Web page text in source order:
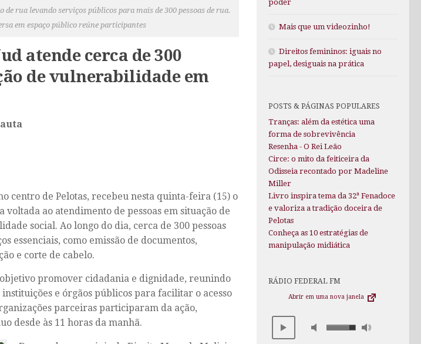
rua levando serviços públicos para mais de 300 pessoas de rua.
em espaço público reúne participantes
atende cerca de 300
de vulnerabilidade em
centro de Pelotas, recebeu nesta quinta-feira (15) o
voltada ao atendimento de pessoas em situação de
social. Ao longo do dia, cerca de 300 pessoas
essenciais, como emissão de documentos,
e corte de cabelo.
promover cidadania e dignidade, reunindo
e órgãos públicos para facilitar o acesso
parceiras participaram da ação,
desde às 11 horas da manhã.
poder
Mais que um videozinho!
Direitos femininos: iguais no
papel, desiguais na prática
POSTS & PÁGINAS POPULARES
Tranças: além da estética uma
forma de sobrevivência
Resenha - O Rei Leão
Circe: o mito da feiticeira da
Odisseia recontado por Madeline
Miller
Livro inspira tema da 32ª Fenadoce
e valoriza a tradição doceira de
Pelotas
Conheça as 10 estratégias de
manipulação midiática
RÁDIO FEDERAL FM
Abrir em uma nova janela